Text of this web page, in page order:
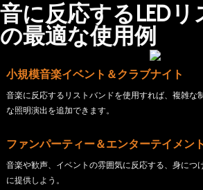
音に反応するLED
の最適な使用例
小規模音楽イベント＆クラブナイト
音楽に反応するリストバンドを使用すれば、複雑な
な照明演出を追加できます。
ファンパーティー＆エンターテイメン
音楽や歓声、イベントの雰囲気に反応する、身につ
に提供しよう。